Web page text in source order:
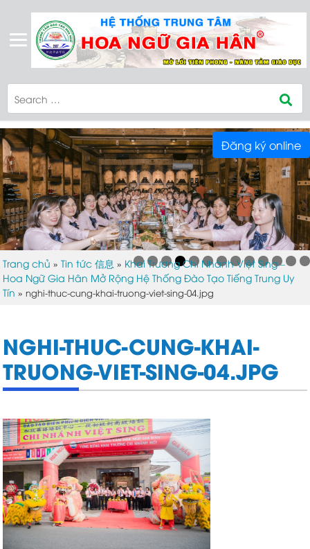
Trang chủ »Tin tức 信息 » Khai Trương Chi Nhánh Việt Sing –
Hoa Ngữ Gia Hân Mở Rộng Hệ Thống Đào Tạo Tiếng Trung Uy
Tín »nghi-thuc-cung-khai-truong-viet-sing-04.jpg
NGHI-THUC-CUNG-KHAI-
TRUONG-VIET-SING-04.JPG
Đăng ký online